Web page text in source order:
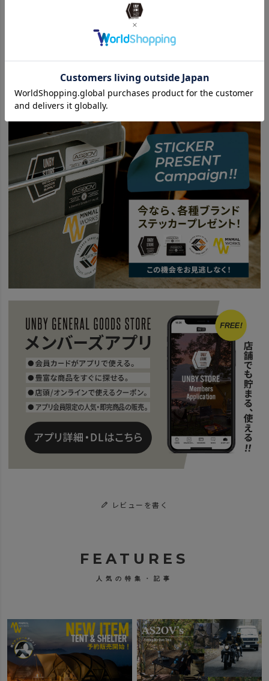
Oregonian Camper オレゴニアンキャンパー 商品一覧はこちら
レビューを書く
FEATURES
人気の特集・記事